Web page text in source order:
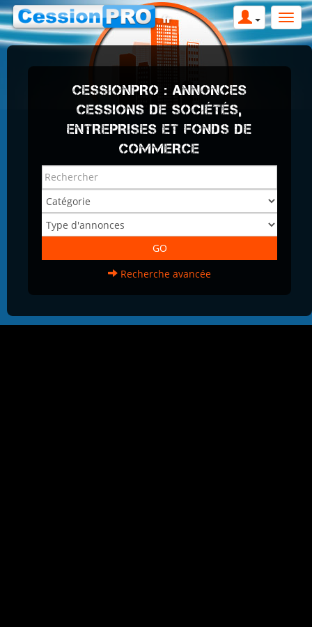
CESSIONPRO : ANNONCES
CESSIONS DE SOCIÉTÉS,
ENTREPRISES ET FONDS DE
COMMERCE
Recherche avancée